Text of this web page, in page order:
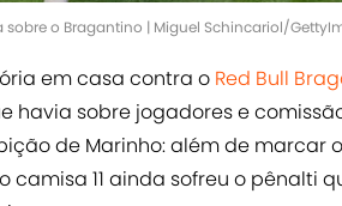
o Bragantino | Miguel Schincariol/
em casa contra o Red Bull
havia sobre jogadores e
de Marinho: além de marcar
camisa 11 ainda sofreu o pênalti